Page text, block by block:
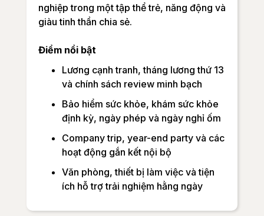
nghiệp trong một tập thể trẻ, năng động và
giàu tinh thần chia sẻ.
Điểm nổi bật
Lương cạnh tranh, tháng lương thứ 13
và chính sách review minh bạch
Bảo hiểm sức khỏe, khám sức khỏe
định kỳ, ngày phép và ngày nghỉ ốm
Company trip, year-end party và các
hoạt động gắn kết nội bộ
Văn phòng, thiết bị làm việc và tiện
ích hỗ trợ trải nghiệm hằng ngày